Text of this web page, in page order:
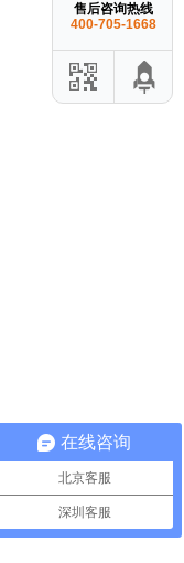
售后咨询热线
400-705-1668
在线咨询
北京客服
深圳客服